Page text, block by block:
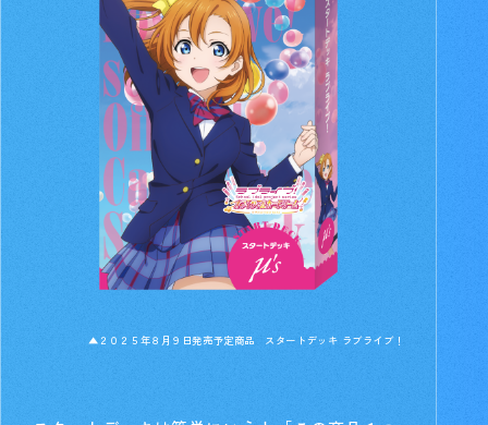
▲２０２５年８月９日発売予定商品 スタートデッキ ラブライブ！